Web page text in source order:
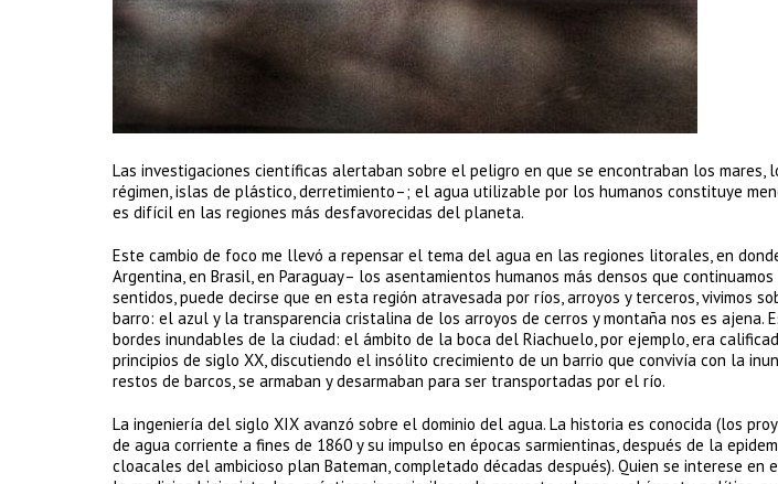
Las investigaciones científicas alertaban sobre el peligro en que se encontraban los mares,
régimen, islas de plástico, derretimiento–; el agua utilizable por los humanos constituye
es difícil en las regiones más desfavorecidas del planeta.
Este cambio de foco me llevó a repensar el tema del agua en las regiones litorales, en
Argentina, en Brasil, en Paraguay– los asentamientos humanos más densos que continuamos
sentidos, puede decirse que en esta región atravesada por ríos, arroyos y terceros, vivimos
barro: el azul y la transparencia cristalina de los arroyos de cerros y montaña nos es ajena.
bordes inundables de la ciudad: el ámbito de la boca del Riachuelo, por ejemplo, era
principios de siglo XX, discutiendo el insólito crecimiento de un barrio que convivía con la
restos de barcos, se armaban y desarmaban para ser transportadas por el río.
La ingeniería del siglo XIX avanzó sobre el dominio del agua. La historia es conocida (los
de agua corriente a fines de 1860 y su impulso en épocas sarmientinas, después de la
cloacales del ambicioso plan Bateman, completado décadas después). Quien se interese en